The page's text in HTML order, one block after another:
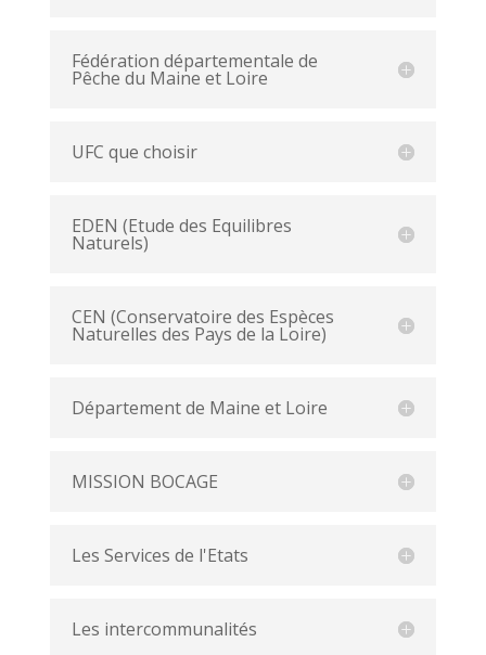
Fédération départementale de
Pêche du Maine et Loire
UFC que choisir
EDEN (Etude des Equilibres
Naturels)
CEN (Conservatoire des Espèces
Naturelles des Pays de la Loire)
Département de Maine et Loire
MISSION BOCAGE
Les Services de l'Etats
Les intercommunalités